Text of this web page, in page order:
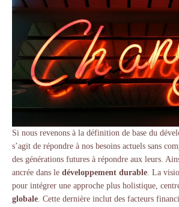
Si nous revenons à la définition de base du
s’agit de répondre à nos besoins actuels sans
des générations futures à répondre aux leurs.
ancrée dans le développement durable. La
pour intégrer une approche plus holistique,
globale. Cette dernière inclut des facteurs